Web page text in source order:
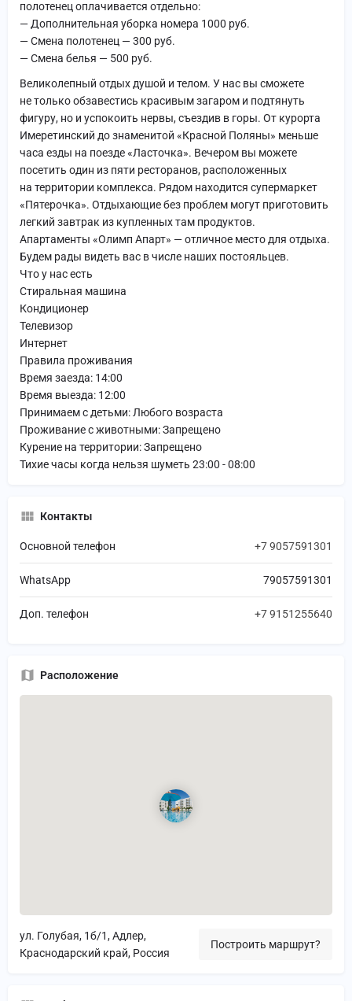
полотенец оплачивается отдельно:
— Дополнительная уборка номера 1000 руб.
— Смена полотенец — 300 руб.
— Смена белья — 500 руб.
Великолепный отдых душой и телом. У нас вы сможете
не только обзавестись красивым загаром и подтянуть
фигуру, но и успокоить нервы, съездив в горы. От курорта
Имеретинский до знаменитой «Красной Поляны» меньше
часа езды на поезде «Ласточка». Вечером вы можете
посетить один из пяти ресторанов, расположенных
на территории комплекса. Рядом находится супермаркет
«Пятерочка». Отдыхающие без проблем могут приготовить
легкий завтрак из купленных там продуктов.
Апартаменты «Олимп Апарт» — отличное место для отдыха.
Будем рады видеть вас в числе наших постояльцев.
Что у нас есть
Стиральная машина
Кондиционер
Телевизор
Интернет
Правила проживания
Время заезда: 14:00
Время выезда: 12:00
Принимаем с детьми: Любого возраста
Проживание с животными: Запрещено
Курение на территории: Запрещено
Тихие часы когда нельзя шуметь 23:00 - 08:00
Контакты
Основной телефон +7 9057591301
WhatsApp 79057591301
Доп. телефон +7 9151255640
Расположение
ул. Голубая, 1б/1, Адлер,
Краснодарский край, Россия
Построить маршрут?